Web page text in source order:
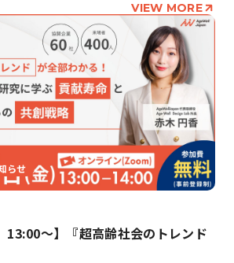
VIEW MORE
らせ
13:00〜】『超高齢社会のトレンド